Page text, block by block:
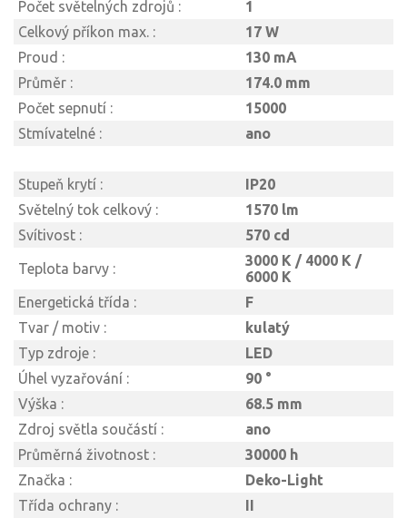
Počet světelných zdrojů :
1
Celkový příkon max. :
17 W
Proud :
130 mA
Průměr :
174.0 mm
Počet sepnutí :
15000
Stmívatelné :
ano
Stupeň krytí :
IP20
Světelný tok celkový :
1570 lm
Svítivost :
570 cd
Teplota barvy :
3000 K / 4000 K /
6000 K
Energetická třída :
F
Tvar / motiv :
kulatý
Typ zdroje :
LED
Úhel vyzařování :
90 °
Výška :
68.5 mm
Zdroj světla součástí :
ano
Průměrná životnost :
30000 h
Značka :
Deko-Light
Třída ochrany :
II